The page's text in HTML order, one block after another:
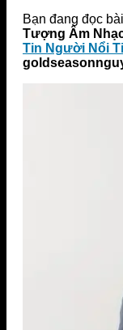
Bạn đang đọc
Tượng Âm
Tin Người Nổi